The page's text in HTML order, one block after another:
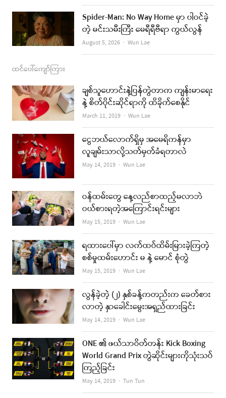
Spider-Man: No Way Home မှာ ပါဝင်ခဲ့
တဲ့ မင်းသမီးကြီး မေရီရီဗီရာ ကွယ်လွန်
August 5, 2026 Author
Wun Lae
ထင်ပေါ်ကျော်ကြား
ချစ်သူဟောင်းနဲ့ပြန်တွဲတာက ကျန်းမာရေး
နဲ့ စိတ်ပိုင်းဆိုင်ရာကို ထိခိုက်စေနိုင်
March 11, 2019 Author
Wun Lae
ငွေဘယ်လောက်ရှိမှ အမေရိကန်မှာ
လူချမ်းသာလို့သတ်မှတ်ခံရတာလဲ
May 14, 2019 Author
Wun Lae
ဝန်ထမ်းတွေ နေ့လည်စာထည့်မလာဘဲ
ဝယ်စားရတဲ့အကြောင်းရင်းများ
May 15, 2019 Author
Wun Lae
ရထားပေါ်မှာ လက်ထပ်ထိမ်းမြားခဲ့ကြတဲ့
စစ်မှုထမ်းဟောင်း မ နဲ့ မောင် စုံတွဲ
May 15, 2019 Author
Wun Lae
လွန်ခဲ့တဲ့ (၂) နှစ်ခန့်ကတည်းက ခေတ်စား
လာတဲ့ နှာခေါင်းမွေးအရှည်ထားခြင်း
May 14, 2019 Author
Wun Lae
ONE ၏ ဖယ်သာဝိတ်တန်း Kick Boxing
World Grand Prix တွဲဆိုင်းများကိုသုံးသပ်
ကြည့်ခြင်း
May 14, 2019 Author
Tun Tun